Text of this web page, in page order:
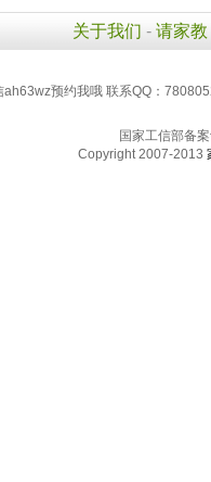
关于我们 - 请家教
预约我哦 联系QQ：
国家工信部备
Copyright 2007-2013